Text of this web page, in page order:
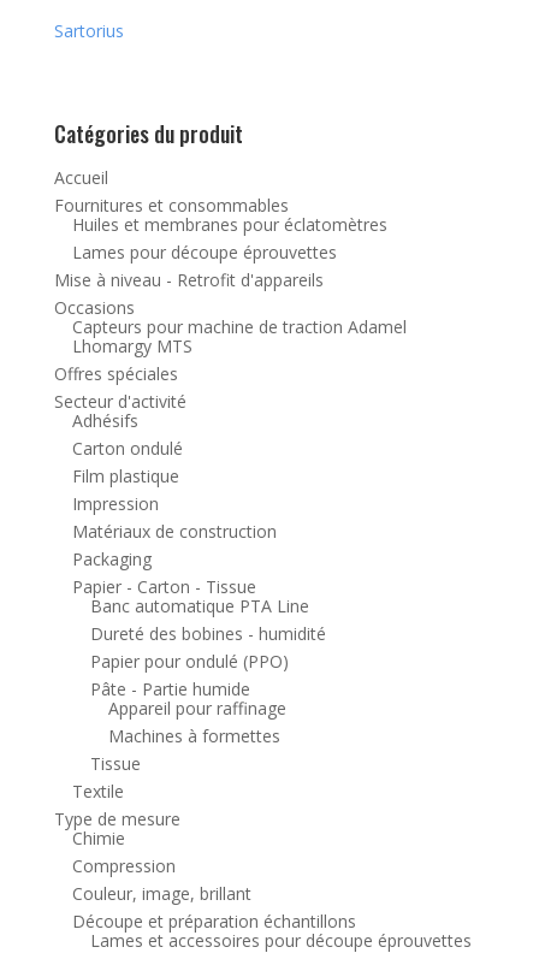
Sartorius
Catégories du produit
Accueil
Fournitures et consommables
Huiles et membranes pour éclatomètres
Lames pour découpe éprouvettes
Mise à niveau - Retrofit d'appareils
Occasions
Capteurs pour machine de traction Adamel
Lhomargy MTS
Offres spéciales
Secteur d'activité
Adhésifs
Carton ondulé
Film plastique
Impression
Matériaux de construction
Packaging
Papier - Carton - Tissue
Banc automatique PTA Line
Dureté des bobines - humidité
Papier pour ondulé (PPO)
Pâte - Partie humide
Appareil pour raffinage
Machines à formettes
Tissue
Textile
Type de mesure
Chimie
Compression
Couleur, image, brillant
Découpe et préparation échantillons
Lames et accessoires pour découpe éprouvettes